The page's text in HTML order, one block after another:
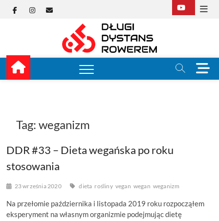
Facebook
Instagram
E-
Długi
M
e
Tag:weganizm
DDR #33 – Dieta wegańska po roku
stosowania
23 września 2020 dieta rośliny vegan wegan weganizm
Na przełomie października i listopada 2019 roku rozpocząłem
eksperyment na własnym organizmie podejmując dietę